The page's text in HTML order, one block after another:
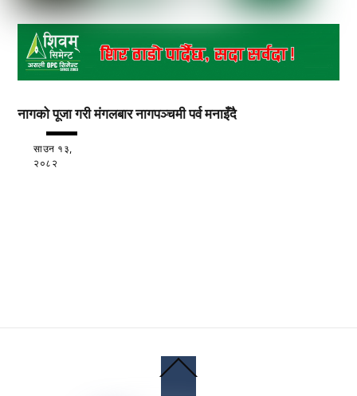
नागको पूजा गरी मंगलबार नागपञ्चमी पर्व मनाइँदै
साउन १३,
२०८२
To